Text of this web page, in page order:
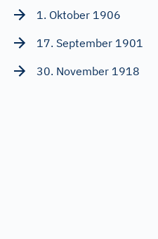
1. Oktober 1906
17. September 1901
30. November 1918